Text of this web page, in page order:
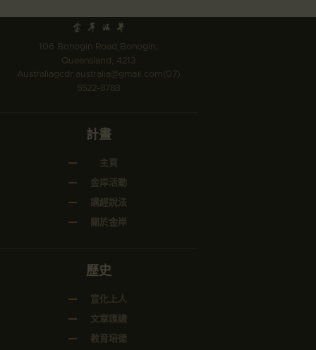
106 Bonogin Road,Bonogin,
Queensland, 4213
Australia gcdr.australia@gmail.com (07)
5522-8788
計畫
主頁
金岸活動
講經說法
關於金岸
歷史
宣化上人
文章匯總
教育培德